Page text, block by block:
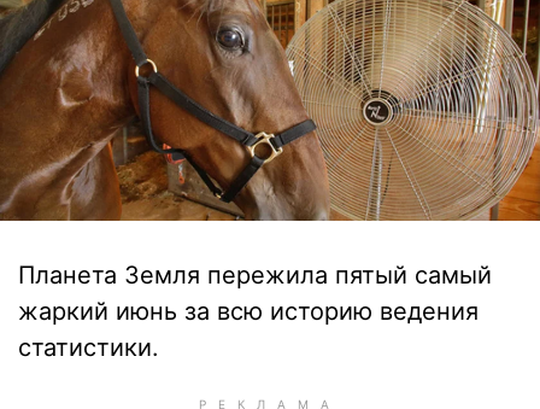
Планета Земля пережила пятый самый
жаркий июнь за всю историю ведения
статистики.